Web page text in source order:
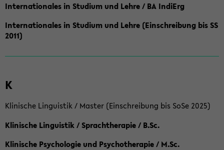
Internationales in Studium und Lehre / BA IndiErg
Internationales in Studium und Lehre (Einschreibung bis SS
2011)
K
Klinische Linguistik / Master (Einschreibung bis SoSe 2025)
Klinische Linguistik / Sprachtherapie / B.Sc.
Klinische Psychologie und Psychotherapie / M.Sc.